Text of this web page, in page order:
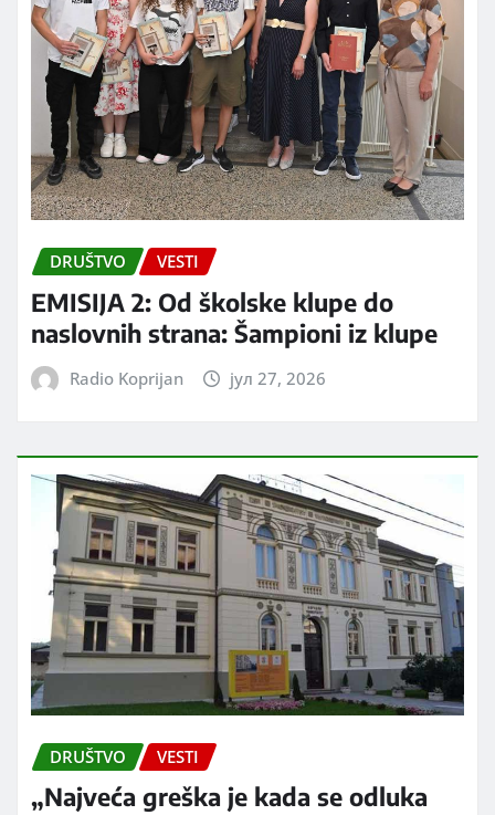
DRUŠTVO VESTI
EMISIJA 2: Od školske klupe do
naslovnih strana: Šampioni iz klupe
Radio Koprijan јул 27, 2026
DRUŠTVO VESTI
„Najveća greška je kada se odluka